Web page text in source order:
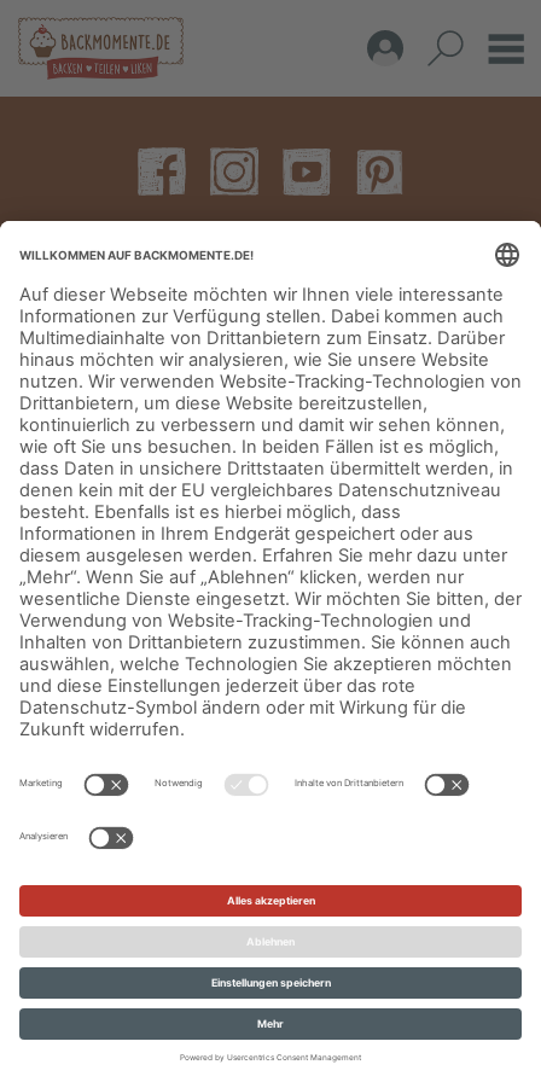
IMPRESSUM DATENSCHUTZERKLÄRUNG AGB KONTAKT
© Aurora Mühlen GmbH - Trettaustraße 49 – D-21107 Hamburg